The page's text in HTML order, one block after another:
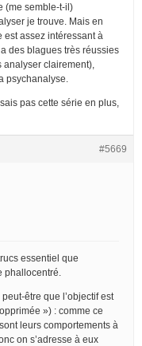
(me semble-t-il)
je trouve. Mais en
est assez intéressant à
des blagues très réussies
analyser clairement),
psychanalyse.
pas cette série en plus,
#5669
essentiel que
phallocentré.
être que l’objectif est
») : comme ce
leurs comportements à
on s’adresse à eux